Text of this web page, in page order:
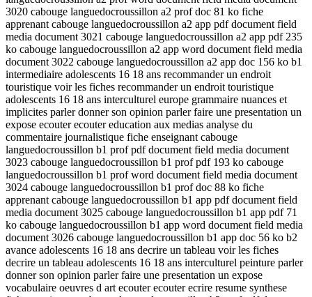
3020 cabouge languedocroussillon a2 prof doc 81 ko fiche
apprenant cabouge languedocroussillon a2 app pdf document field
media document 3021 cabouge languedocroussillon a2 app pdf 235
ko cabouge languedocroussillon a2 app word document field media
document 3022 cabouge languedocroussillon a2 app doc 156 ko b1
intermediaire adolescents 16 18 ans recommander un endroit
touristique voir les fiches recommander un endroit touristique
adolescents 16 18 ans interculturel europe grammaire nuances et
implicites parler donner son opinion parler faire une presentation un
expose ecouter ecouter education aux medias analyse du
commentaire journalistique fiche enseignant cabouge
languedocroussillon b1 prof pdf document field media document
3023 cabouge languedocroussillon b1 prof pdf 193 ko cabouge
languedocroussillon b1 prof word document field media document
3024 cabouge languedocroussillon b1 prof doc 88 ko fiche
apprenant cabouge languedocroussillon b1 app pdf document field
media document 3025 cabouge languedocroussillon b1 app pdf 71
ko cabouge languedocroussillon b1 app word document field media
document 3026 cabouge languedocroussillon b1 app doc 56 ko b2
avance adolescents 16 18 ans decrire un tableau voir les fiches
decrire un tableau adolescents 16 18 ans interculturel peinture parler
donner son opinion parler faire une presentation un expose
vocabulaire oeuvres d art ecouter ecouter ecrire resume synthese